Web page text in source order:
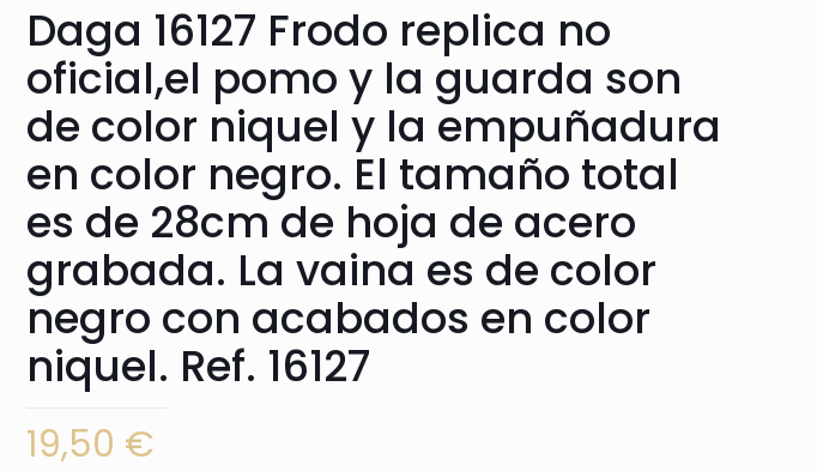
Daga 16127 Frodo replica no
oficial,el pomo y la guarda son
de color niquel y la empuñadura
en color negro. El tamaño total
es de 28cm de hoja de acero
grabada. La vaina es de color
negro con acabados en color
niquel. Ref. 16127
19,50 €